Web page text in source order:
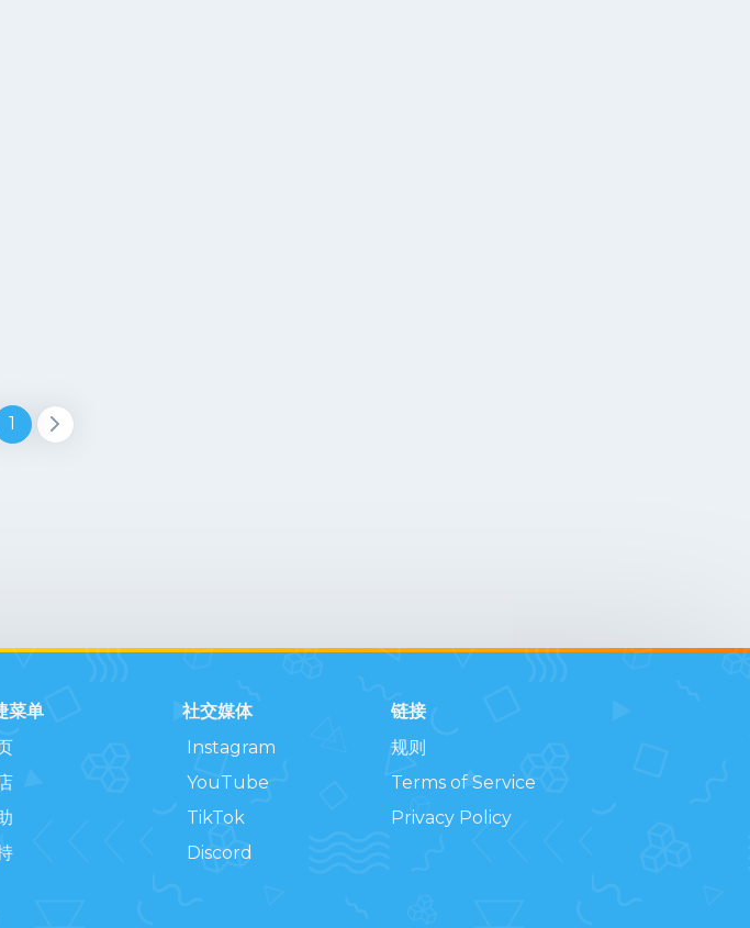
1
菜单
社交媒体
Instagram
YouTube
TikTok
Discord
链接
规则
Terms of Service
Privacy Policy